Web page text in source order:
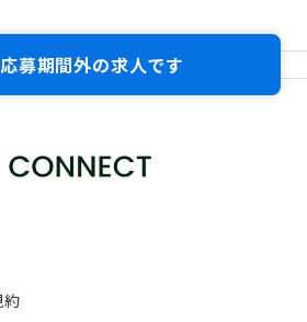
応募期間外の求人です
約